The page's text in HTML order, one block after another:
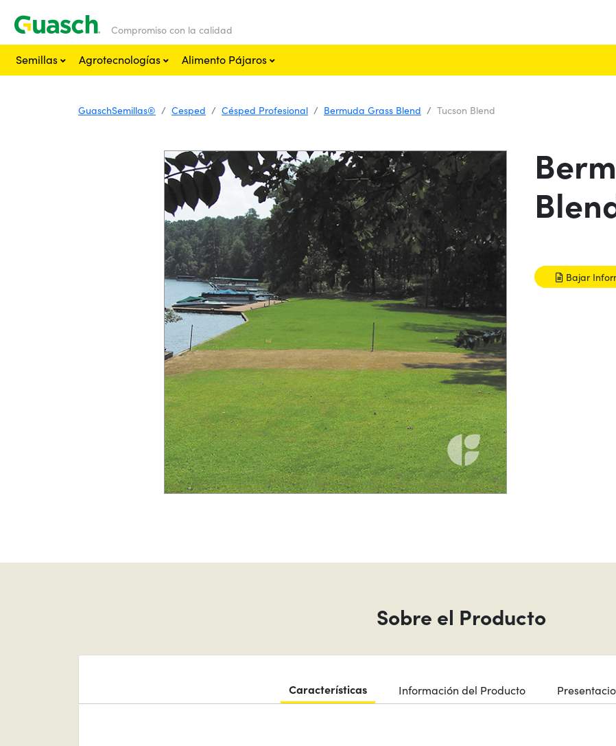
Compromiso con la calidad
Semillas
Agrotecnologías Alimento Pájaros
GuaschSemillas® Cesped Césped Profesional Bermuda Grass Blend Tucson Blend
Bajar
Sobre el Producto
Características Información del Producto